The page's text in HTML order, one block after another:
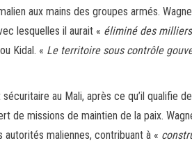
aux mains des groupes armés.
lesquelles il aurait « éliminé des
Kidal. « Le territoire sous contrôle
au Mali, après ce qu’il qualifie
de missions de maintien de la paix.
maliennes, contribuant à «